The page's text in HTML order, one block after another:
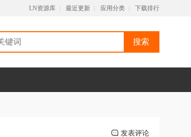
LN资源库 最近更新 应用分类 下载排行
搜索
发表评论